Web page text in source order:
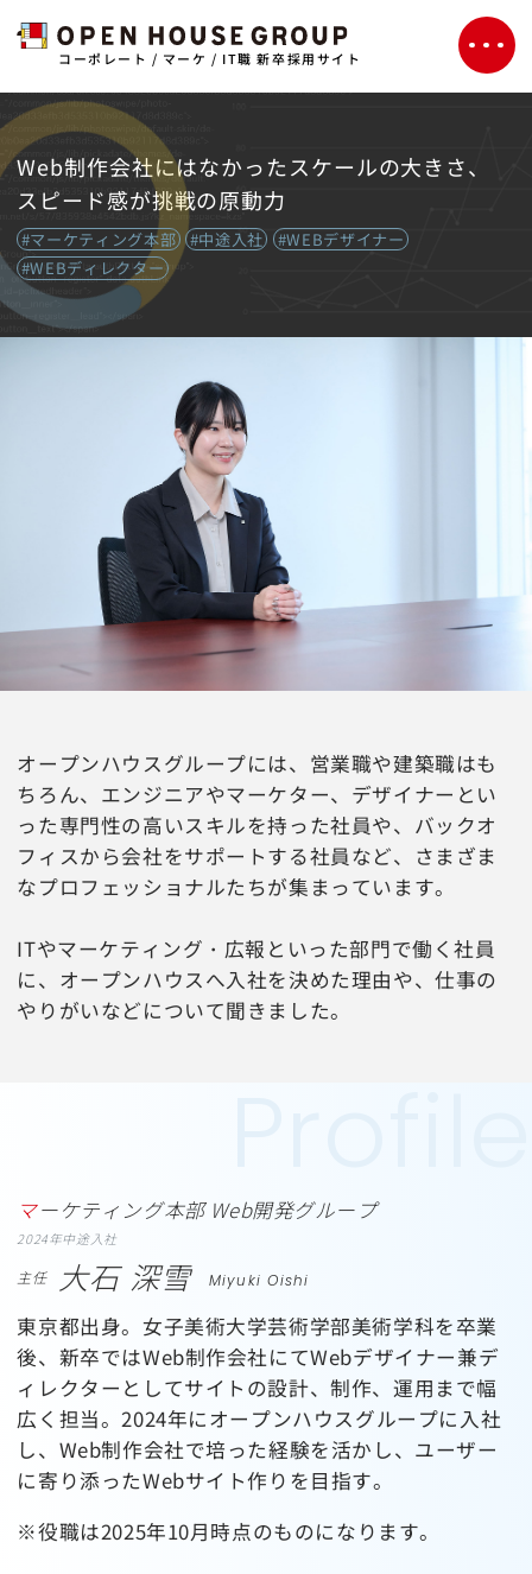
コーポレート / マーケ / IT職 新卒採用サイト
Web制作会社にはなかったスケールの大きさ、
スピード感が挑戦の原動力
#マーケティング本部 #中途入社
#WEBデザイナー
#WEBディレクター
オープンハウスグループには、営業職や建築職はも
ちろん、エンジニアやマーケター、デザイナーとい
った専門性の高いスキルを持った社員や、バックオ
フィスから会社をサポートする社員など、さまざま
なプロフェッショナルたちが集まっています。
ITやマーケティング・広報といった部門で働く社員
に、オープンハウスへ入社を決めた理由や、仕事の
やりがいなどについて聞きました。
マーケティング本部 Web開発グループ
2024年中途入社
主任 大石 深雪 Miyuki Oishi
東京都出身。女子美術大学芸術学部美術学科を卒業
後、新卒ではWeb制作会社にてWebデザイナー兼デ
ィレクターとしてサイトの設計、制作、運用まで幅
広く担当。2024年にオープンハウスグループに入社
し、Web制作会社で培った経験を活かし、ユーザー
に寄り添ったWebサイト作りを目指す。
※役職は2025年10月時点のものになります。